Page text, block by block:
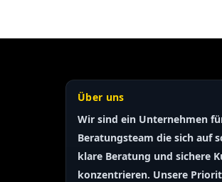
Über uns
Wir sind ein Unternehmen
Beratungsteam die sich auf
klare Beratung und sichere
konzentrieren. Unsere
Portuguese
Finnish